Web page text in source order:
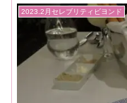
2023.2月セレブリティビヨンド